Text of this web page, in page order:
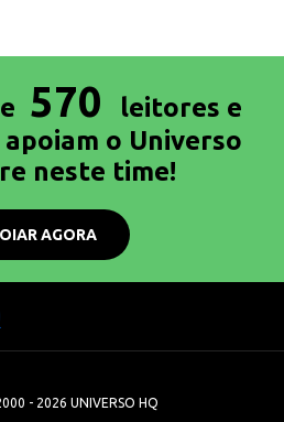
570
leitores e
o Universo
neste time!
AGORA
- 2026 UNIVERSO HQ